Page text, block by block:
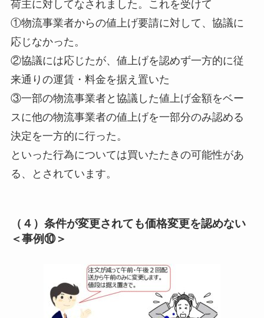
荷主に対してなされました。これを受けて
①物流事業者からの値上げ要請に対して、協議に
応じなかった。
②協議には応じたが、値上げを認めず一方的に従
来通りの運賃・料金を据え置いた
③一部の物流事業者と協議した値上げ金額をベー
スに他の物流事業者の値上げを一部分のみ認める
決定を一方的に行った。
といった行為については買いたたきの可能性があ
る、とされています。
（４）条件が変更されても価格変更を認めない
＜事例⑩＞